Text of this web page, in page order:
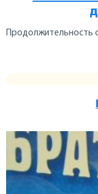
Продолжительность